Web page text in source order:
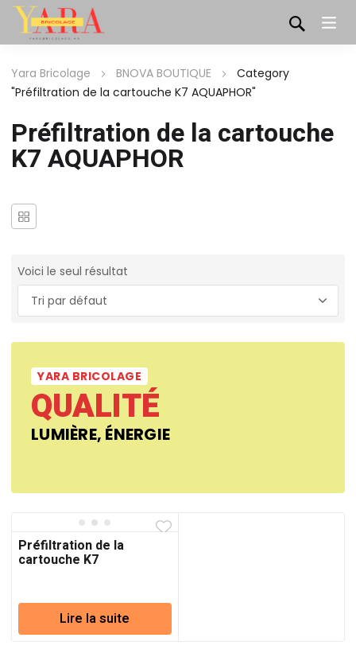
Yara Bricolage BNOVA BOUTIQUE
Category
"Préfiltration de la cartouche K7 AQUAPHOR"
Préfiltration de la cartouche
K7 AQUAPHOR
Voici le seul résultat
YARA BRICOLAGE
QUALITÉ
LUMIÈRE, ÉNERGIE
Préfiltration de la
cartouche K7
Lire la suite